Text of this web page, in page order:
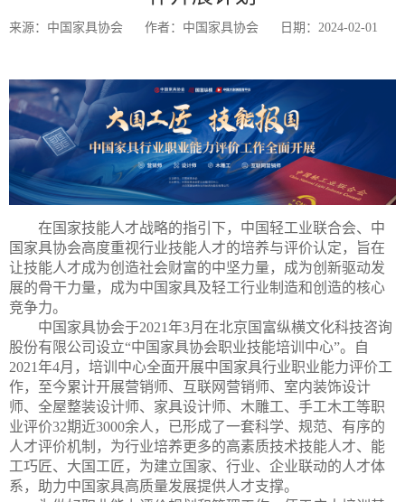
来源：中国家具协会 作者：中国家具协会 日期：2024-02-01
在国家技能人才战略的指引下，中国轻工业联合会、中
国家具协会高度重视行业技能人才的培养与评价认定，旨在
让技能人才成为创造社会财富的中坚力量，成为创新驱动发
展的骨干力量，成为中国家具及轻工行业制造和创造的核心
竞争力。
中国家具协会于2021年3月在北京国富纵横文化科技咨询
股份有限公司设立“中国家具协会职业技能培训中心”。自
2021年4月，培训中心全面开展中国家具行业职业能力评价工
作，至今累计开展营销师、互联网营销师、室内装饰设计
师、全屋整装设计师、家具设计师、木雕工、手工木工等职
业评价32期近3000余人，已形成了一套科学、规范、有序的
人才评价机制，为行业培养更多的高素质技术技能人才、能
工巧匠、大国工匠，为建立国家、行业、企业联动的人才体
系，助力中国家具高质量发展提供人才支撑。